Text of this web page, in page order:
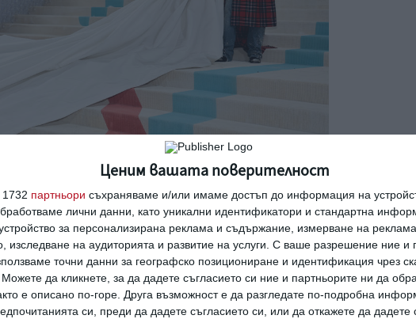
Ценим вашата поверителност
партньори съхраняваме и/или имаме достъп до информация на
лични данни, като уникални идентификатори и стандартна
за персонализирана реклама и съдържание, измерване на
изследване на аудиторията и развитие на услуги. С ваше разрешение ние и
точни данни за географско позициониране и идентификация чрез
Можете да кликнете, за да дадете съгласието си ние и партньорите ни да
е описано по-горе. Друга възможност е да разгледате по-подробна
си, преди да дадете съгласието си, или да откажете да дадете
бал Met Gala. Снимка: Getty
наСупербоул през февруари. Това
но и за бащата на бъдещото бебе.
втори път татко по време на изпълнението